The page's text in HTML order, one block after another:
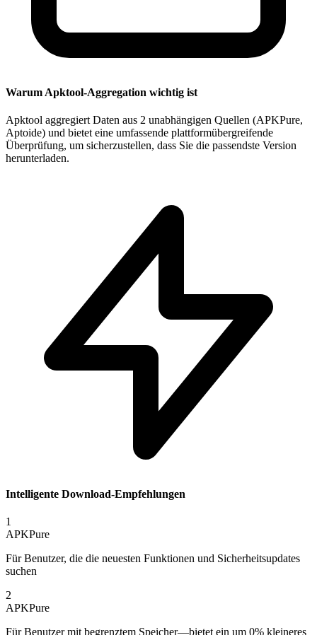
Warum Apktool-Aggregation wichtig ist
Apktool aggregiert Daten aus 2 unabhängigen Quellen (APKPure,
Aptoide) und bietet eine umfassende plattformübergreifende
Überprüfung, um sicherzustellen, dass Sie die passendste Version
herunterladen.
Intelligente Download-Empfehlungen
1
APKPure
Für Benutzer, die die neuesten Funktionen und Sicherheitsupdates
suchen
2
APKPure
Für Benutzer mit begrenztem Speicher—bietet ein um 0% kleineres